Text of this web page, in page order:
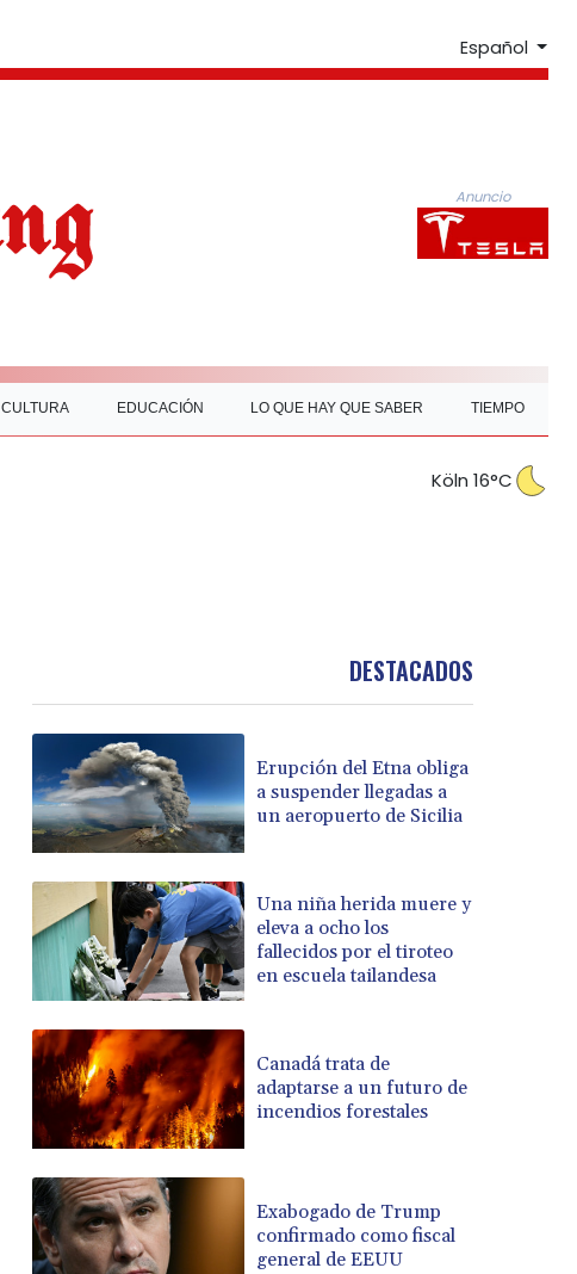
Español
Anuncio
CULTURA EDUCACIÓN LO QUE HAY QUE SABER TIEMPO
Köln 16°C
DESTACADOS
Erupción del Etna obliga
a suspender llegadas a
un aeropuerto de Sicilia
Una niña herida muere y
eleva a ocho los
fallecidos por el tiroteo
en escuela tailandesa
Canadá trata de
adaptarse a un futuro de
incendios forestales
Exabogado de Trump
confirmado como fiscal
general de EEUU